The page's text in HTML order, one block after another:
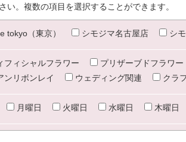
。複数の項目を選択することができます。
tokyo（東京） シモジマ名古屋店 シ
フィシャルフラワー プリザーブドフラワー
ンリボンレイ
ウェディング関連 クラ
月曜日 火曜日 水曜日 木曜日